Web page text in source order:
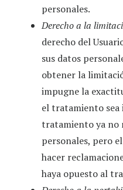
personales.
Derecho a la
derecho del
sus datos
obtener la
impugne la
el tratamiento sea
tratamiento ya no
personales, pero
hacer
haya opuesto al